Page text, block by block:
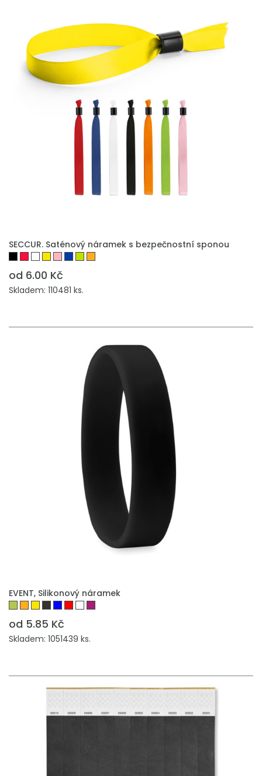
SECCUR. Saténový náramek s bezpečnostní sponou
od 6.00 Kč
Skladem: 110481 ks.
EVENT, Silikonový náramek
od 5.85 Kč
Skladem: 1051439 ks.